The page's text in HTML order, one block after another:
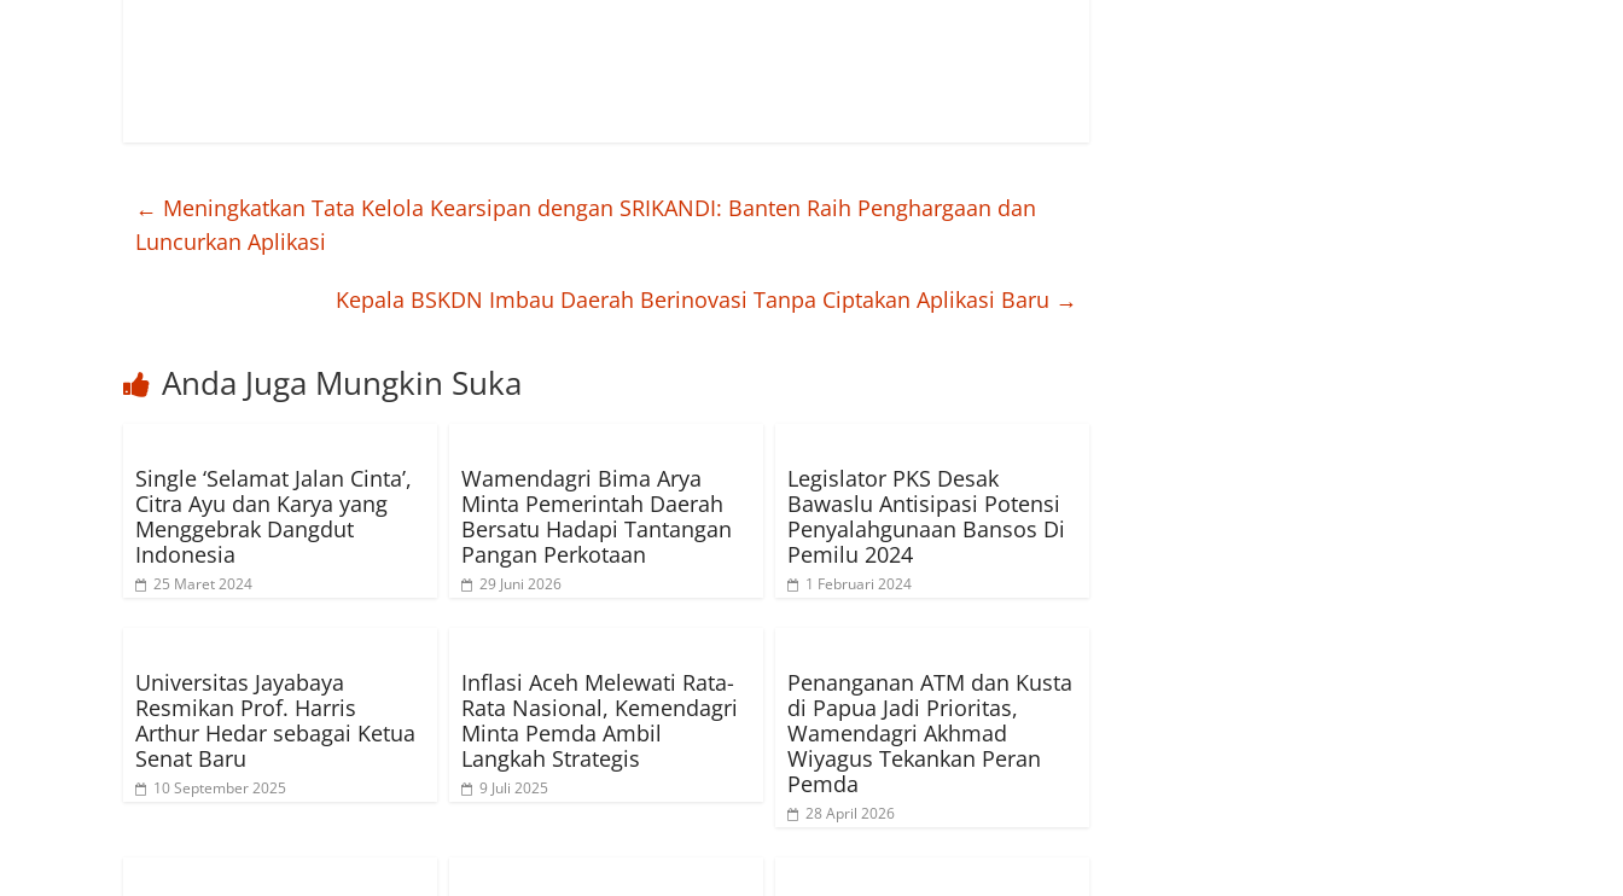
← Meningkatkan Tata Kelola Kearsipan dengan SRIKANDI: Banten Raih Penghargaan dan
Luncurkan Aplikasi
Kepala BSKDN Imbau Daerah Berinovasi Tanpa Ciptakan Aplikasi Baru →
Anda Juga Mungkin Suka
Single ‘Selamat Jalan Cinta’,
Citra Ayu dan Karya yang
Menggebrak Dangdut
Indonesia
25 Maret 2024
Wamendagri Bima Arya
Minta Pemerintah Daerah
Bersatu Hadapi Tantangan
Pangan Perkotaan
29 Juni 2026
Legislator PKS Desak
Bawaslu Antisipasi Potensi
Penyalahgunaan Bansos Di
Pemilu 2024
1 Februari 2024
Universitas Jayabaya
Resmikan Prof. Harris
Arthur Hedar sebagai Ketua
Senat Baru
10 September 2025
Inflasi Aceh Melewati Rata-
Rata Nasional, Kemendagri
Minta Pemda Ambil
Langkah Strategis
9 Juli 2025
Penanganan ATM dan Kusta
di Papua Jadi Prioritas,
Wamendagri Akhmad
Wiyagus Tekankan Peran
Pemda
28 April 2026